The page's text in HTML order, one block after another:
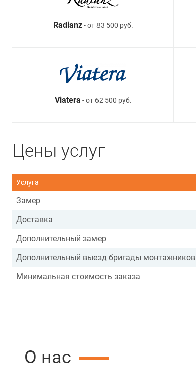
Radianz- от 83 500 руб.
Viatera - от 62 500 руб.
Цены услуг
Услуга
Замер
Доставка
Дополнительный замер
Дополнительный выезд бригады монтажников
Минимальная стоимость заказа
О нас